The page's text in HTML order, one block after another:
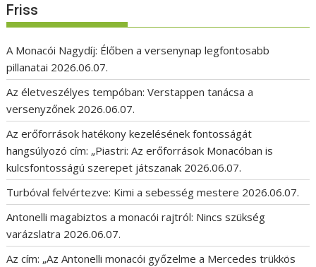
Friss
A Monacói Nagydíj: Élőben a versenynap legfontosabb
pillanatai 2026.06.07.
Az életveszélyes tempóban: Verstappen tanácsa a
versenyzőnek 2026.06.07.
Az erőforrások hatékony kezelésének fontosságát
hangsúlyozó cím: „Piastri: Az erőforrások Monacóban is
kulcsfontosságú szerepet játszanak 2026.06.07.
Turbóval felvértezve: Kimi a sebesség mestere 2026.06.07.
Antonelli magabiztos a monacói rajtról: Nincs szükség
varázslatra 2026.06.07.
Az cím: „Az Antonelli monacói győzelme a Mercedes trükkös